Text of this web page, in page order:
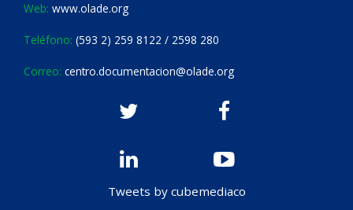
Web: www.olade.org
Teléfono: (593 2) 259 8122 / 2598 280
Correo: centro.documentacion@olade.org
Tweets by cubemediaco